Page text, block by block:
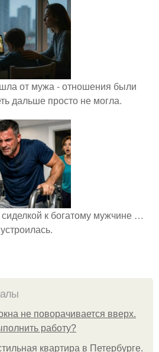
от мужа - отношения были
дальше просто не могла.
к богатому мужчине …
устроилась.
не поворачивается вверх.
работу?
квартира в Петербурге.